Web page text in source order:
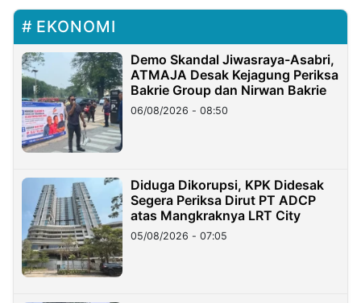
EKONOMI
Demo Skandal Jiwasraya-Asabri,
ATMAJA Desak Kejagung Periksa
Bakrie Group dan Nirwan Bakrie
06/08/2026 - 08:50
Diduga Dikorupsi, KPK Didesak
Segera Periksa Dirut PT ADCP
atas Mangkraknya LRT City
05/08/2026 - 07:05